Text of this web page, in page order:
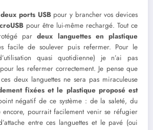
deux ports USBpour y brancher vos devices
pour être lui-même rechargé. Tout ce
pardeux languettes en plastique
facile de soulever puis refermer. Pour le
quasi quotidienne) je n’ai pas
les refermer correctement. Je pense que
deux languettes ne sera pas miraculeuse
fixées et le plastique proposé est
négatif de ce système : de la saleté, du
encore, pourrait facilement venir se réfugier
entre ces languettes et le pavé (oui